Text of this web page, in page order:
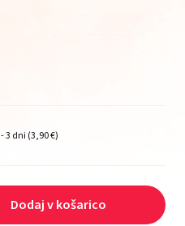
3 dni (3,90 €)
Dodaj v košarico